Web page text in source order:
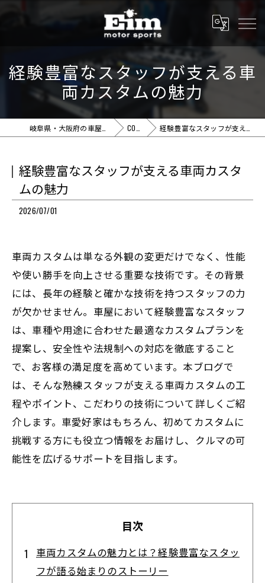
経験豊富なスタッフが支える車
両カスタムの魅力
COLUMN 経験豊富なスタッフが支える車両カスタムの魅力
経験豊富なスタッフが支える車両カスタ
ムの魅力
2026/07/01
車両カスタムは単なる外観の変更だけでなく、性能
や使い勝手を向上させる重要な技術です。その背景
には、長年の経験と確かな技術を持つスタッフの力
が欠かせません。車屋において経験豊富なスタッフ
は、車種や用途に合わせた最適なカスタムプランを
提案し、安全性や法規制への対応を徹底すること
で、お客様の満足度を高めています。本ブログで
は、そんな熟練スタッフが支える車両カスタムの工
程やポイント、こだわりの技術について詳しくご紹
介します。車愛好家はもちろん、初めてカスタムに
挑戦する方にも役立つ情報をお届けし、クルマの可
能性を広げるサポートを目指します。
目次
車両カスタムの魅力とは？経験豊富なスタッ
フが語る始まりのストーリー